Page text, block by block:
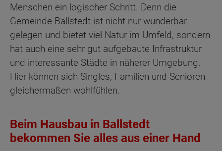
Menschen ein logischer Schritt. Denn die
Gemeinde Ballstedt ist nicht nur wunderbar
gelegen und bietet viel Natur im Umfeld, sondern
hat auch eine sehr gut aufgebaute Infrastruktur
und interessante Städte in näherer Umgebung.
Hier können sich Singles, Familien und Senioren
gleichermaßen wohlfühlen.
Beim Hausbau in Ballstedt
bekommen Sie alles aus einer Hand